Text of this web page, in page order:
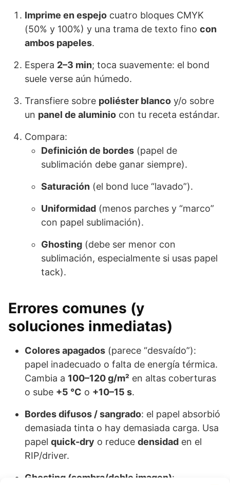
Imprime en espejo cuatro bloques CMYK
(50% y 100%) y una trama de texto fino con
ambos papeles.
Espera 2–3 min; toca suavemente: el bond
suele verse aún húmedo.
Transfiere sobre poliéster blanco y/o sobre
un panel de aluminio con tu receta estándar.
Compara:
Definición de bordes (papel de
sublimación debe ganar siempre).
Saturación (el bond luce “lavado”).
Uniformidad (menos parches y “marco”
con papel sublimación).
Ghosting (debe ser menor con
sublimación, especialmente si usas papel
tack).
Errores comunes (y
soluciones inmediatas)
Colores apagados (parece “desvaído”):
papel inadecuado o falta de energía térmica.
Cambia a 100–120 g/m² en altas coberturas
o sube +5 °C o +10–15 s.
Bordes difusos / sangrado: el papel absorbió
demasiada tinta o hay demasiada carga. Usa
papel quick-dry o reduce densidad en el
RIP/driver.
Ghosting (sombra/doble imagen):